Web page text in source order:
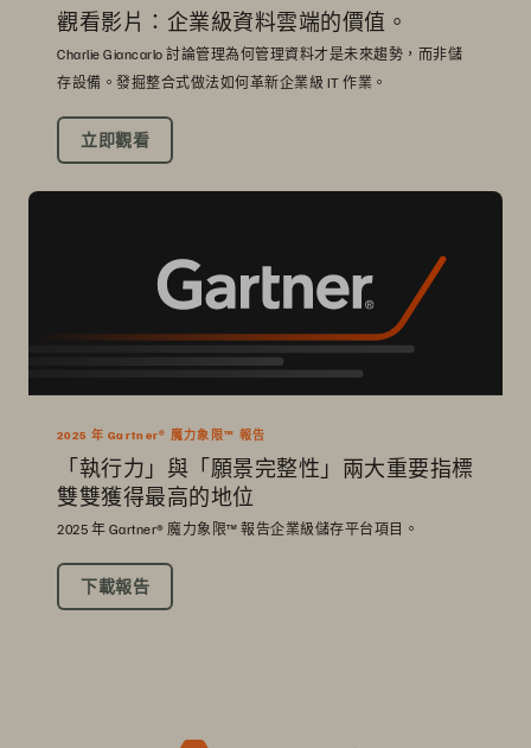
觀看影片：企業級資料雲端的價值。
Charlie Giancarlo 討論管理為何管理資料才是未來趨勢，而非儲
存設備。發掘整合式做法如何革新企業級 IT 作業。
立即觀看
2025 年 Gartner® 魔力象限™ 報告
「執行力」與「願景完整性」兩大重要指標
雙雙獲得最高的地位
2025 年 Gartner® 魔力象限™ 報告企業級儲存平台項目。
下載報告